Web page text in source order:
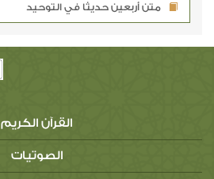
متن أربعين حديثا في التوحيد
القرآن الكريم
الصوتيات